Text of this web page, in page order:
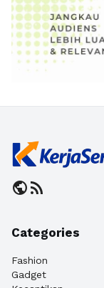
publicrss_feed
Categories
Fashion
Gadget